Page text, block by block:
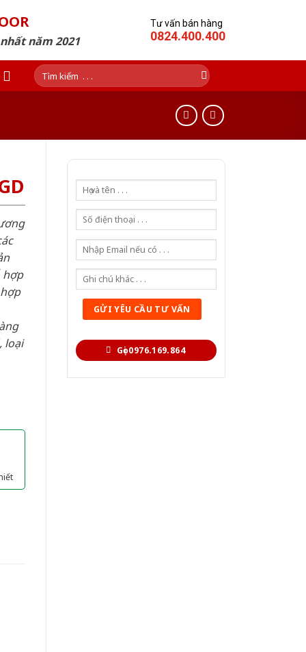
năm 2021
Tư vấn bán hàng
0824.400.400
Tìm
kiếm:
Gọi 0976.169.864
hợp
loại